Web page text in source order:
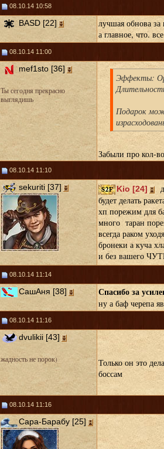
08.10.14 10:58
BASD [22]
лучшая обнова за
а главное, что.
08.10.14 11:00
mef1sto [36]
Ты сегодня прекрасно
выглядишь
Эффекты:
Подарок
Забыли про кол-
08.10.14 11:10
sekuriti [37] Kio [24]
будет делать
хп порежим для
много таран
всегда раком
бронеки а куча
и без вашего
08.10.14 11:14
СашАня [38] Спасибо за
ну а баф черепа
08.10.14 11:16
dvulikii [43]
жадность не порок)
Только он это
боссам
08.10.14 11:16
Сара-Барабу [25]